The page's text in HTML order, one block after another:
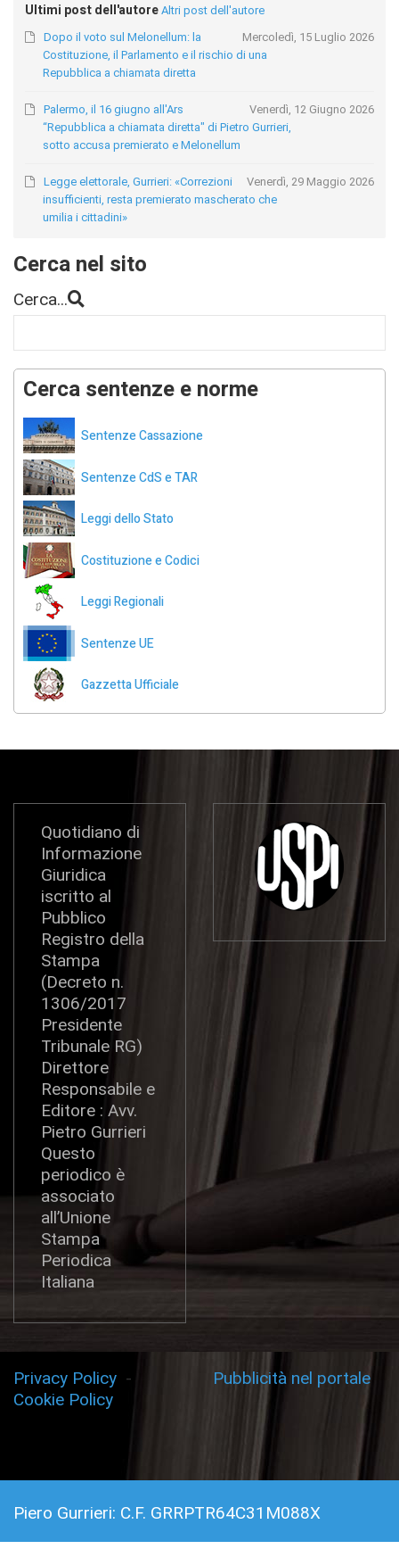
Ultimi post dell'autore Altri post dell'autore
Mercoledì, 15 Luglio 2026
Dopo il voto sul Melonellum: la
Costituzione, il Parlamento e il rischio di una
Repubblica a chiamata diretta
Venerdì, 12 Giugno 2026
Palermo, il 16 giugno all'Ars
“Repubblica a chiamata diretta" di Pietro Gurrieri,
sotto accusa premierato e Melonellum
Venerdì, 29 Maggio 2026
Legge elettorale, Gurrieri: «Correzioni
insufficienti, resta premierato mascherato che
umilia i cittadini»
Cerca nel sito
Cerca...
Cerca sentenze e norme
Sentenze Cassazione
Sentenze CdS e TAR
Leggi dello Stato
Costituzione e Codici
Leggi Regionali
Sentenze UE
Gazzetta Ufficiale
Quotidiano di
Informazione
Giuridica
iscritto al
Pubblico
Registro della
Stampa
(Decreto n.
1306/2017
Presidente
Tribunale RG)
Direttore
Responsabile e
Editore : Avv.
Pietro Gurrieri
Questo
periodico è
associato
all’Unione
Stampa
Periodica
Italiana
Privacy Policy -
Cookie Policy
Pubblicità nel portale
Piero Gurrieri: C.F. GRRPTR64C31M088X